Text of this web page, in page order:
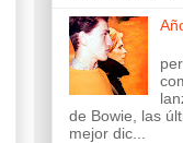
de Bowie, las
mejor dic...